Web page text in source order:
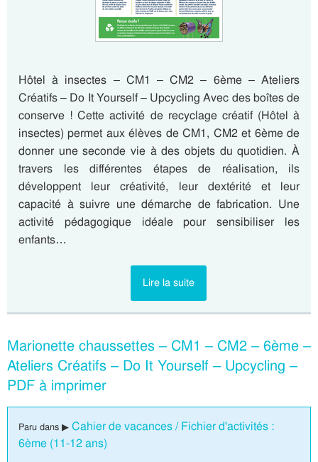
Hôtel à insectes – CM1 – CM2 – 6ème – Ateliers
Créatifs – Do It Yourself – Upcycling Avec des boîtes de
conserve ! Cette activité de recyclage créatif (Hôtel à
insectes) permet aux élèves de CM1, CM2 et 6ème de
donner une seconde vie à des objets du quotidien. À
travers les différentes étapes de réalisation, ils
développent leur créativité, leur dextérité et leur
capacité à suivre une démarche de fabrication. Une
activité pédagogique idéale pour sensibiliser les
enfants…
Lire la suite
Marionette chaussettes – CM1 – CM2 – 6ème –
Ateliers Créatifs – Do It Yourself – Upcycling –
PDF à imprimer
Paru dans ▶ Cahier de vacances / Fichier d'activités :
6ème (11-12 ans)